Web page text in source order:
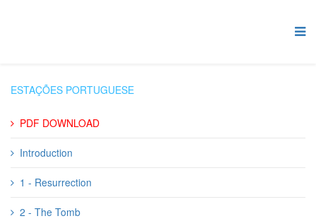
ESTAÇÕES PORTUGUESE
PDF DOWNLOAD
Introduction
1 - Resurrection
2 - The Tomb